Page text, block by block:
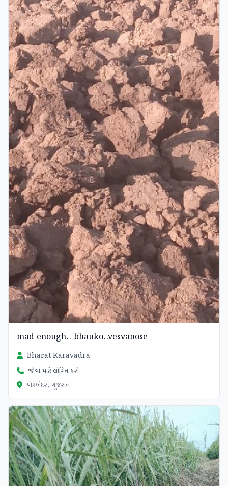
mad enough.. bhauko..vesvanose
Bharat Karavadra
જોવા માટે લોગિન કરો
પોરબંદર, ગુજરાત